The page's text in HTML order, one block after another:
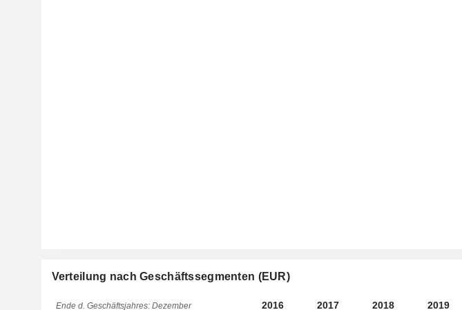
Verteilung nach Geschäftssegmenten (EUR)
Ende d. Geschäftsjahres: Dezember 2016 2017 2018 2019